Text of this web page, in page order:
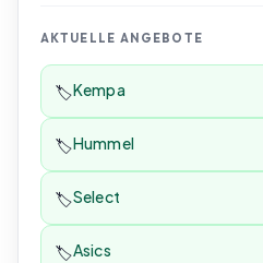
AKTUELLE ANGEBOTE
🏷️Kempa
🏷️Hummel
🏷️Select
🏷️Asics